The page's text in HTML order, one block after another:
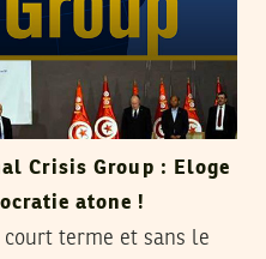
Crisis Group : Eloge
atone !
court terme et sans le